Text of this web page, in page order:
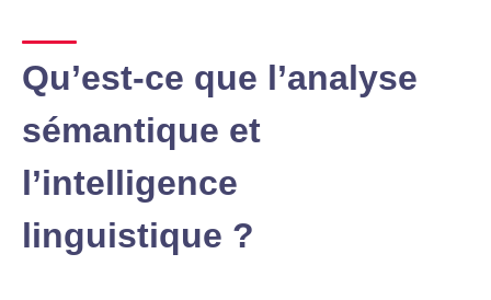
Qu’est-ce que l’analyse
sémantique et
l’intelligence
linguistique ?